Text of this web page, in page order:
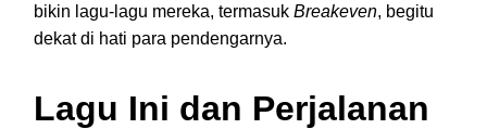
bikin lagu-lagu mereka, termasuk Breakeven, begitu
dekat di hati para pendengarnya.
Lagu Ini dan Perjalanan